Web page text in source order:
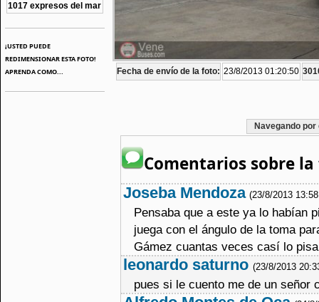
1017 expresos del mar
¡USTED PUEDE
REDIMENSIONAR ESTA FOTO!
APRENDA COMO...
Fecha de envío de la foto: 23/8/2013 01:20:50
Navegando
Comentarios sobre
Joseba Mendoza (23/8/2013
Pensaba que a este ya lo habían
juega con el ángulo de la toma
Gámez cuantas veces casí lo
leonardo saturno (23/8/2013
pues si le cuento me de un